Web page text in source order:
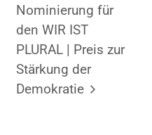
Nominierung für
den WIR IST
PLURAL | Preis zur
Stärkung der
Demokratie